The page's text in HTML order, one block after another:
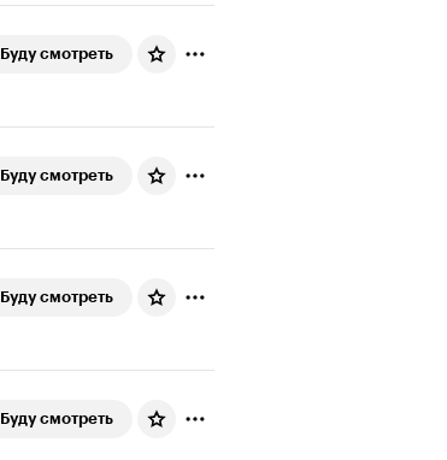
Буду смотреть
Буду смотреть
Буду смотреть
Буду смотреть